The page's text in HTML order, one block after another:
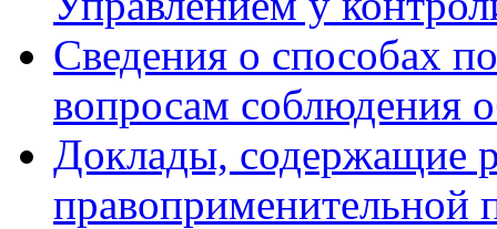
Сведения о способах
вопросам соблюдения
Доклады, содержащие
правоприменительной